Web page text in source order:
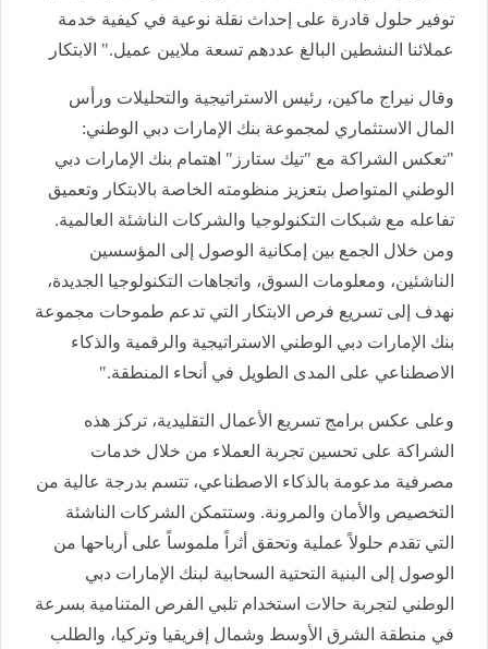
توفير حلول قادرة على إحداث نقلة نوعية في كيفية خدمة
عملائنا النشطين البالغ عددهم تسعة ملايين عميل." الابتكار
وقال نيراج ماكين، رئيس الاستراتيجية والتحليلات ورأس
المال الاستثماري لمجموعة بنك الإمارات دبي الوطني:
"تعكس الشراكة مع "تيك ستارز" اهتمام بنك الإمارات دبي
الوطني المتواصل بتعزيز منظومته الخاصة بالابتكار وتعميق
تفاعله مع شبكات التكنولوجيا والشركات الناشئة العالمية.
ومن خلال الجمع بين إمكانية الوصول إلى المؤسسين
الناشئين، ومعلومات السوق، واتجاهات التكنولوجيا الجديدة،
نهدف إلى تسريع فرص الابتكار التي تدعم طموحات مجموعة
بنك الإمارات دبي الوطني الاستراتيجية والرقمية والذكاء
الاصطناعي على المدى الطويل في أنحاء المنطقة."
وعلى عكس برامج تسريع الأعمال التقليدية، تركز هذه
الشراكة على تحسين تجربة العملاء من خلال خدمات
مصرفية مدعومة بالذكاء الاصطناعي، تتسم بدرجة عالية من
التخصيص والأمان والمرونة. وستتمكن الشركات الناشئة
التي تقدم حلولاً عملية وتحقق أثراً ملموساً على أرباحها من
الوصول إلى البنية التحتية السحابية لبنك الإمارات دبي
الوطني لتجربة حالات استخدام تلبي الفرص المتنامية بسرعة
في منطقة الشرق الأوسط وشمال إفريقيا وتركيا، والطلب